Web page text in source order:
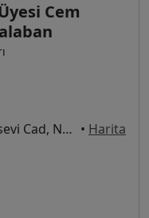
Cem
Barbaros Mah, H. Ahmet Yesevi Cad, No: 149 Güneşli - Bağcılar / İstanbul, Bağcılar • Harita